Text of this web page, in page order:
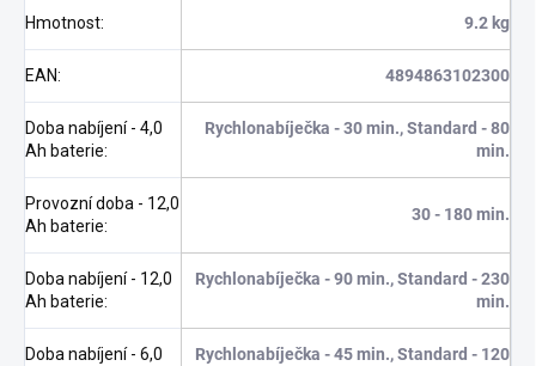
Hmotnost: 9.2 kg
EAN: 4894863102300
Doba nabíjení - 4,0
Ah baterie:
Rychlonabíječka - 30 min., Standard - 80
min.
Provozní doba - 12,0
Ah baterie:
30 - 180 min.
Doba nabíjení - 12,0
Ah baterie:
Rychlonabíječka - 90 min., Standard - 230
min.
Doba nabíjení - 6,0
Rychlonabíječka - 45 min., Standard - 120